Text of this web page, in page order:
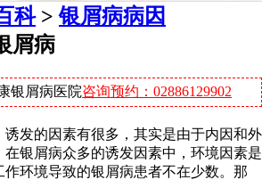
科>银屑病病因
屑病
银屑病医院咨询预约：02886129902
发的因素有很多，其实是由于内因和外
在银屑病众多的诱发因素中，环境因素是
环境导致的银屑病患者不在少数。那